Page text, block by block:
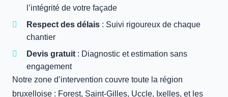
l’intégrité de votre façade
Respect des délais : Suivi rigoureux de chaque
chantier
Devis gratuit : Diagnostic et estimation sans
engagement
Notre zone d’intervention couvre toute la région
bruxelloise : Forest, Saint-Gilles, Uccle, Ixelles, et les